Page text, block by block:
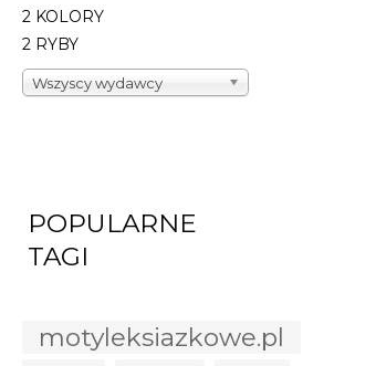
2 KOLORY
2 RYBY
Wszyscy wydawcy
POPULARNE
TAGI
motyleksiazkowe.pl